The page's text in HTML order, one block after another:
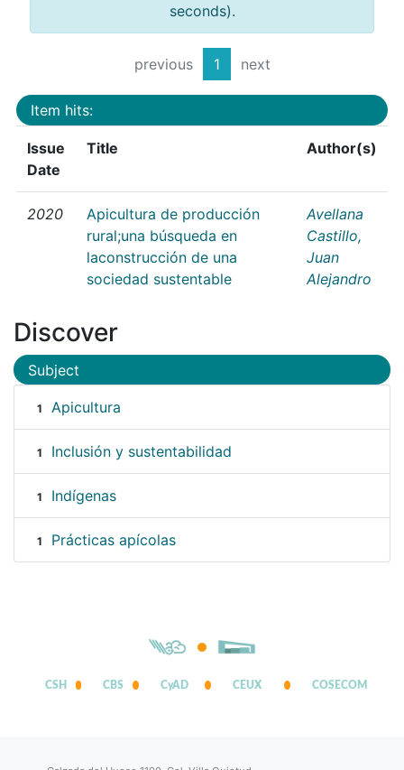
seconds).
previous 1 next
Item hits:
Issue
Date
Title Author(s)
2020
Apicultura de producción
rural;una búsqueda en
laconstrucción de una
sociedad sustentable
Avellana
Castillo,
Juan
Alejandro
Discover
Subject
1 Apicultura
1 Inclusión y sustentabilidad
1 Indígenas
1 Prácticas apícolas
CSH CBS CyAD CEUX COSECOM